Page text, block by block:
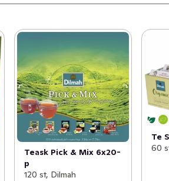
Teask Pick & Mix 6x20-
p
120 st, Dilmah
Te
60